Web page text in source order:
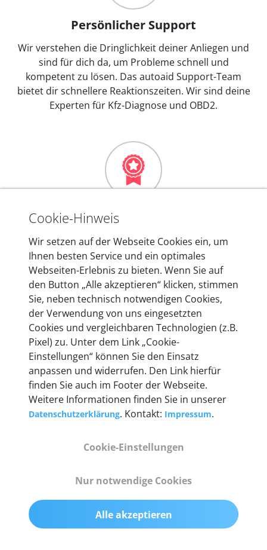
Persönlicher Support
Wir verstehen die Dringlichkeit deiner Anliegen und
sind für dich da, um Probleme schnell und
kompetent zu lösen. Das autoaid Support-Team
bietet dir schnellere Reaktionszeiten. Wir sind deine
Experten für Kfz-Diagnose und OBD2.
Mehr als 10 Jahre Erfahrung
In den Kfz-Diagnosegeräten von autoaid stecken
mehr als 10 Jahre Erfahrung, und auch in Zukunft
entwickeln wir unsere Produkte am Standort in
Berlin laufend weiter. Auf diese Qualität vertrauen
heute mehr als 60.000 Privatkunden und
Unternehmen.
Technische Details &
Lieferumfang
Abmessungen
Gewicht
200 g
Cookie-Hinweis
Wir setzen auf der Webseite Cookies ein, um
Ihnen besten Service und ein optimales
Webseiten-Erlebnis zu bieten. Wenn Sie auf
den Button „Alle akzeptieren“ klicken, stimmen
Sie, neben technisch notwendigen Cookies,
der Verwendung von uns eingesetzten
Cookies und vergleichbaren Technologien (z.B.
Pixel) zu. Unter dem Link „Cookie-
Einstellungen“ können Sie den Einsatz
anpassen und widerrufen. Den Link hierfür
finden Sie auch im Footer der Webseite.
Weitere Informationen finden Sie in unserer
Datenschutzerklärung. Kontakt: Impressum.
Cookie-Einstellungen
Nur notwendige Cookies
Alle akzeptieren